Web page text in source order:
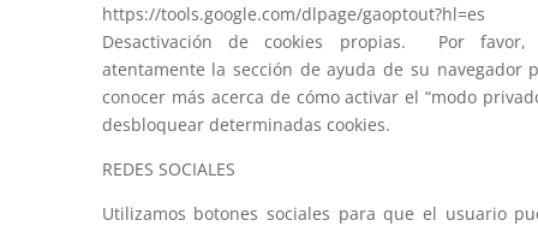
https://tools.google.com/dlpage/gaoptout?hl=es
Desactivación de cookies propias. Por favor,
atentamente la sección de ayuda de su navegador
conocer más acerca de cómo activar el “modo
desbloquear determinadas cookies.
REDES SOCIALES
Utilizamos botones sociales para que el usuario